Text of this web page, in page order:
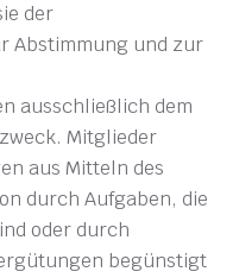
der
Abstimmung und zur
ausschließlich dem
Mitglieder
aus Mitteln des
durch Aufgaben, die
oder durch
begünstigt